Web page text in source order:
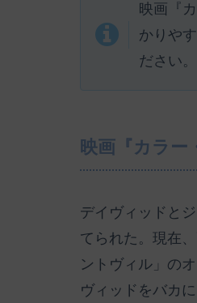
映画『
かりや
ださい。
映画『カラー
デイヴィッドと
てられた。現在
ントヴィル」の
ヴィッドをバカ